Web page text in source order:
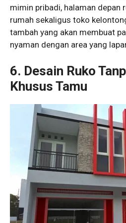
mimin pribadi, halaman depan
rumah sekaligus toko
tambah yang akan membuat
nyaman dengan area yang
6. Desain Ruko
Khusus Tamu